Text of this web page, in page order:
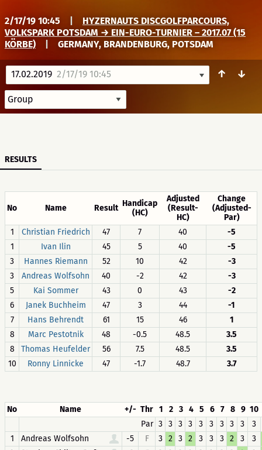
2/17/19 10:45
HYZERNAUTS DISCGOLFPARCOURS,
VOLKSPARK POTSDAM → EIN-EURO-TURNIER – 2017.07 (15
KÖRBE)
GERMANY, BRANDENBURG, POTSDAM
17.02.2019 2/17/19 10:45 ↑ ↓
RESULTS
No Name Result Handicap
(HC)
Adjusted
(Result-
HC)
Change
(Adjusted-
Par)
1
Christian Friedrich 47 7 40
-5
1
Ivan Ilin 45 5 40
-5
3
Hannes Riemann 52 10 42
-3
3
Andreas Wolfsohn 40 -2 42
-3
5
Kai Sommer 43 0 43
-2
6
Janek Buchheim 47 3 44
-1
7
Hans Behrendt 61 15 46
1
8
Marc Pestotnik 48 -0.5 48.5
3.5
8
Thomas Heufelder 56 7.5 48.5
3.5
10
Ronny Linnicke 47 -1.7 48.7 3.7
No Name +/- Thr 1 2 3 4 5 6 7 8 9 10
Par 3 3 3 3 3 3 3 3 3
3
1
Andreas Wolfsohn -5 F 3 2 3 2 3 3 3 2 3
3